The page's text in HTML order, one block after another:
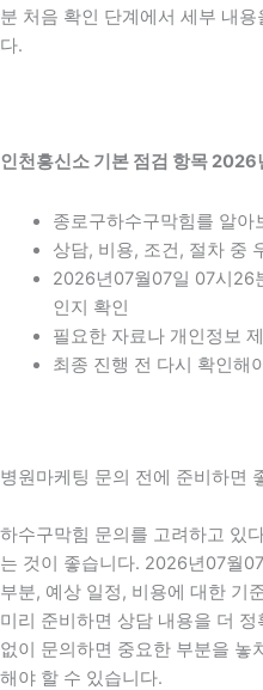
분 처음 확인 단계에서 세부 내
다.
인천흥신소 기본 점검 항목
종로구하수구막힘를 알아
상담, 비용, 조건, 절차 중
2026년07월07일 07시26
인지 확인
필요한 자료나 개인정보
최종 진행 전 다시 확인해
병원마케팅 문의 전에 준비하면
하수구막힘 문의를 고려하고 있
는 것이 좋습니다. 2026년07월
부분, 예상 일정, 비용에 대한 기
미리 준비하면 상담 내용을 더
없이 문의하면 중요한 부분을 놓
해야 할 수 있습니다.